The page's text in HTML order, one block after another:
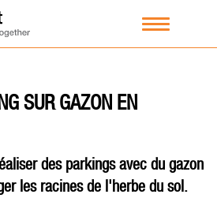
SUR GAZON EN
des parkings avec du gazon
les racines de l'herbe du sol.